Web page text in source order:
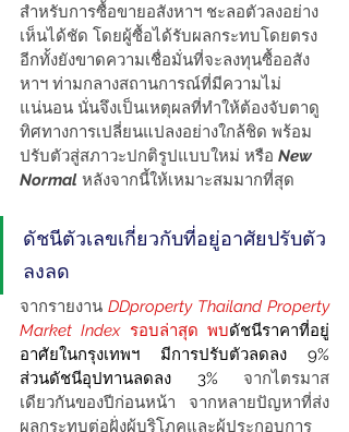
สำหรับการซื้อขายอสังหาฯ ชะลอตัวลงอย่าง
เห็นได้ชัด โดยผู้ซื้อได้รับผลกระทบโดยตรง
อีกทั้งยังขาดความเชื่อมั่นที่จะลงทุนซื้ออสัง
หาฯ ท่ามกลางสถานการณ์ที่มีความไม่
แน่นอน นั่นจึงเป็นเหตุผลที่ทำให้ต้องจับตาดู
ทิศทางการเปลี่ยนแปลงอย่างใกล้ชิด พร้อม
ปรับตัวสู่สภาวะปกติรูปแบบใหม่ หรือ New
Normal หลังจากนี้ให้เหมาะสมมากที่สุด
ดัชนีตัวเลขเกี่ยวกับที่อยู่อาศัยปรับตัว
ลงลด
จากรายงาน DDproperty Thailand Property
Market Index รอบล่าสุด พบดัชนีราคาที่อยู่
อาศัยในกรุงเทพฯ มีการปรับตัวลดลง 9%
ส่วนดัชนีอุปทานลดลง 3% จากไตรมาส
เดียวกันของปีก่อนหน้า จากหลายปัญหาที่ส่ง
ผลกระทบต่อฝั่งผู้บริโภคและผู้ประกอบการ